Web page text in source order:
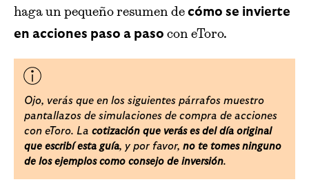
haga un pequeño resumen de cómo se invierte
en acciones paso a paso con eToro.
Ojo, verás que en los siguientes párrafos muestro
pantallazos de simulaciones de compra de acciones
con eToro. La cotización que verás es del día original
que escribí esta guía, y por favor, no te tomes ninguno
de los ejemplos como consejo de inversión.